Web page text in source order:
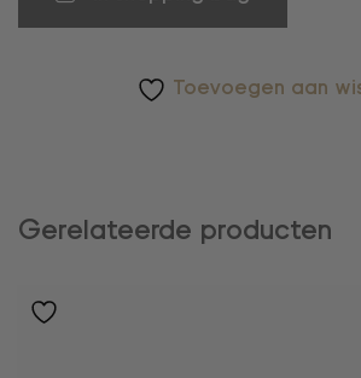
Toevoegen aan
Gerelateerde producten